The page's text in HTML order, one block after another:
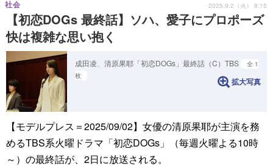
【初恋DOGs 最終話】ソハ、愛子にプロポーズ
快は複雑な思い抱く
社会 2025.9.2（火） 8:15
成田凌、清原果耶「初恋DOGs」最終話（C）TBS
全 1
枚
拡大写真
【モデルプレス＝2025/09/02】女優の清原果耶が主演を務
めるTBS系火曜ドラマ「初恋DOGs」（毎週火曜よる10時
～）の最終話が、2日に放送される。